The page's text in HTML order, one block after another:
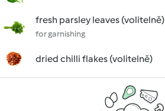
fresh parsley leaves (volitelně)
for garnishing
dried chilli flakes (volitelně)